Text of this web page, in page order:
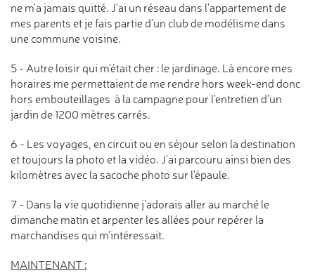
ne m'a jamais quitté. J'ai un réseau dans l'appartement de
mes parents et je fais partie d'un club de modélisme dans
une commune voisine.
5 - Autre loisir qui m'était cher : le jardinage. Là encore mes
horaires me permettaient de me rendre hors week-end donc
hors embouteillages à la campagne pour l'entretien d'un
jardin de 1200 mètres carrés.
6 - Les voyages, en circuit ou en séjour selon la destination
et toujours la photo et la vidéo. J'ai parcouru ainsi bien des
kilomètres avec la sacoche photo sur l'épaule.
7 - Dans la vie quotidienne j'adorais aller au marché le
dimanche matin et arpenter les allées pour repérer la
marchandises qui m'intéressait.
MAINTENANT :